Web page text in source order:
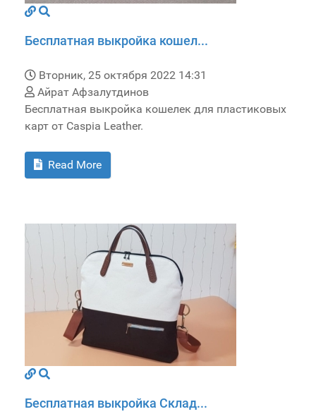
Бесплатная выкройка кошел...
Вторник, 25 октября 2022 14:31
Айрат Афзалутдинов
Бесплатная выкройка кошелек для пластиковых
карт от Caspia Leather.
Read More
Бесплатная выкройка Склад...